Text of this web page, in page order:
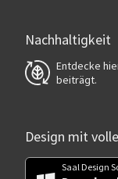
Nachhaltigkeit
Entdecke
beiträgt.
Design mit
Saal Design